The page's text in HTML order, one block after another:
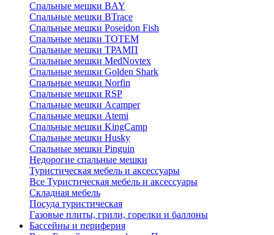
Спальные мешки BAY
Спальные мешки BTrace
Спальные мешки Poseidon Fish
Спальные мешки ТОТЕМ
Спальные мешки ТРАМП
Cпальные мешки MedNovtex
Спальные мешки Golden Shark
Спальные мешки Norfin
Спальные мешки RSP
Спальные мешки Acamper
Спальные мешки Atemi
Спальные мешки KingCamp
Спальные мешки Husky
Спальные мешки Pinguin
Недорогие спальные мешки
Туристическая мебель и аксессуары
Все Туристическая мебель и аксессуары
Складная мебель
Посуда туристическая
Газовые плиты, грили, горелки и баллоны
Бассейны и периферия